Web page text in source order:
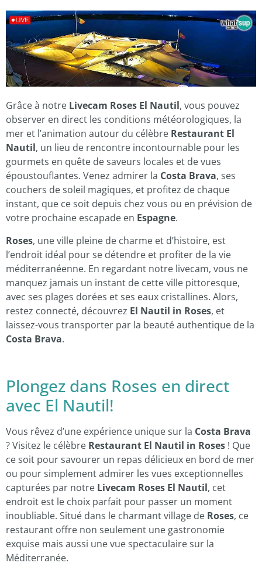
Grâce à notre Livecam Roses El Nautil, vous pouvez
observer en direct les conditions météorologiques, la
mer et l’animation autour du célèbre Restaurant El
Nautil, un lieu de rencontre incontournable pour les
gourmets en quête de saveurs locales et de vues
époustouflantes. Venez admirer la Costa Brava, ses
couchers de soleil magiques, et profitez de chaque
instant, que ce soit depuis chez vous ou en prévision de
votre prochaine escapade en Espagne.
Roses, une ville pleine de charme et d’histoire, est
l’endroit idéal pour se détendre et profiter de la vie
méditerranéenne. En regardant notre livecam, vous ne
manquez jamais un instant de cette ville pittoresque,
avec ses plages dorées et ses eaux cristallines. Alors,
restez connecté, découvrez El Nautil in Roses, et
laissez-vous transporter par la beauté authentique de la
Costa Brava.
Plongez dans Roses en direct
avec El Nautil!
Vous rêvez d’une expérience unique sur la Costa Brava
? Visitez le célèbre Restaurant El Nautil in Roses ! Que
ce soit pour savourer un repas délicieux en bord de mer
ou pour simplement admirer les vues exceptionnelles
capturées par notre Livecam Roses El Nautil, cet
endroit est le choix parfait pour passer un moment
inoubliable. Situé dans le charmant village de Roses, ce
restaurant offre non seulement une gastronomie
exquise mais aussi une vue spectaculaire sur la
Méditerranée.